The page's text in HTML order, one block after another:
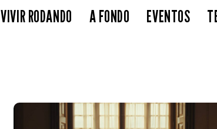
VIVIR RODANDO A FONDO EVENTOS